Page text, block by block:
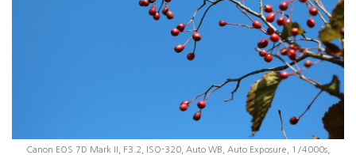
Canon EOS 7D Mark II, F3.2, ISO-320, Auto WB, Auto Exposure, 1/4000s,